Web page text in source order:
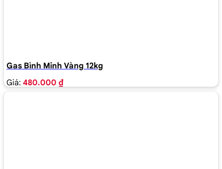
Gas Bình Minh Vàng 12kg
Giá: 480.000 ₫